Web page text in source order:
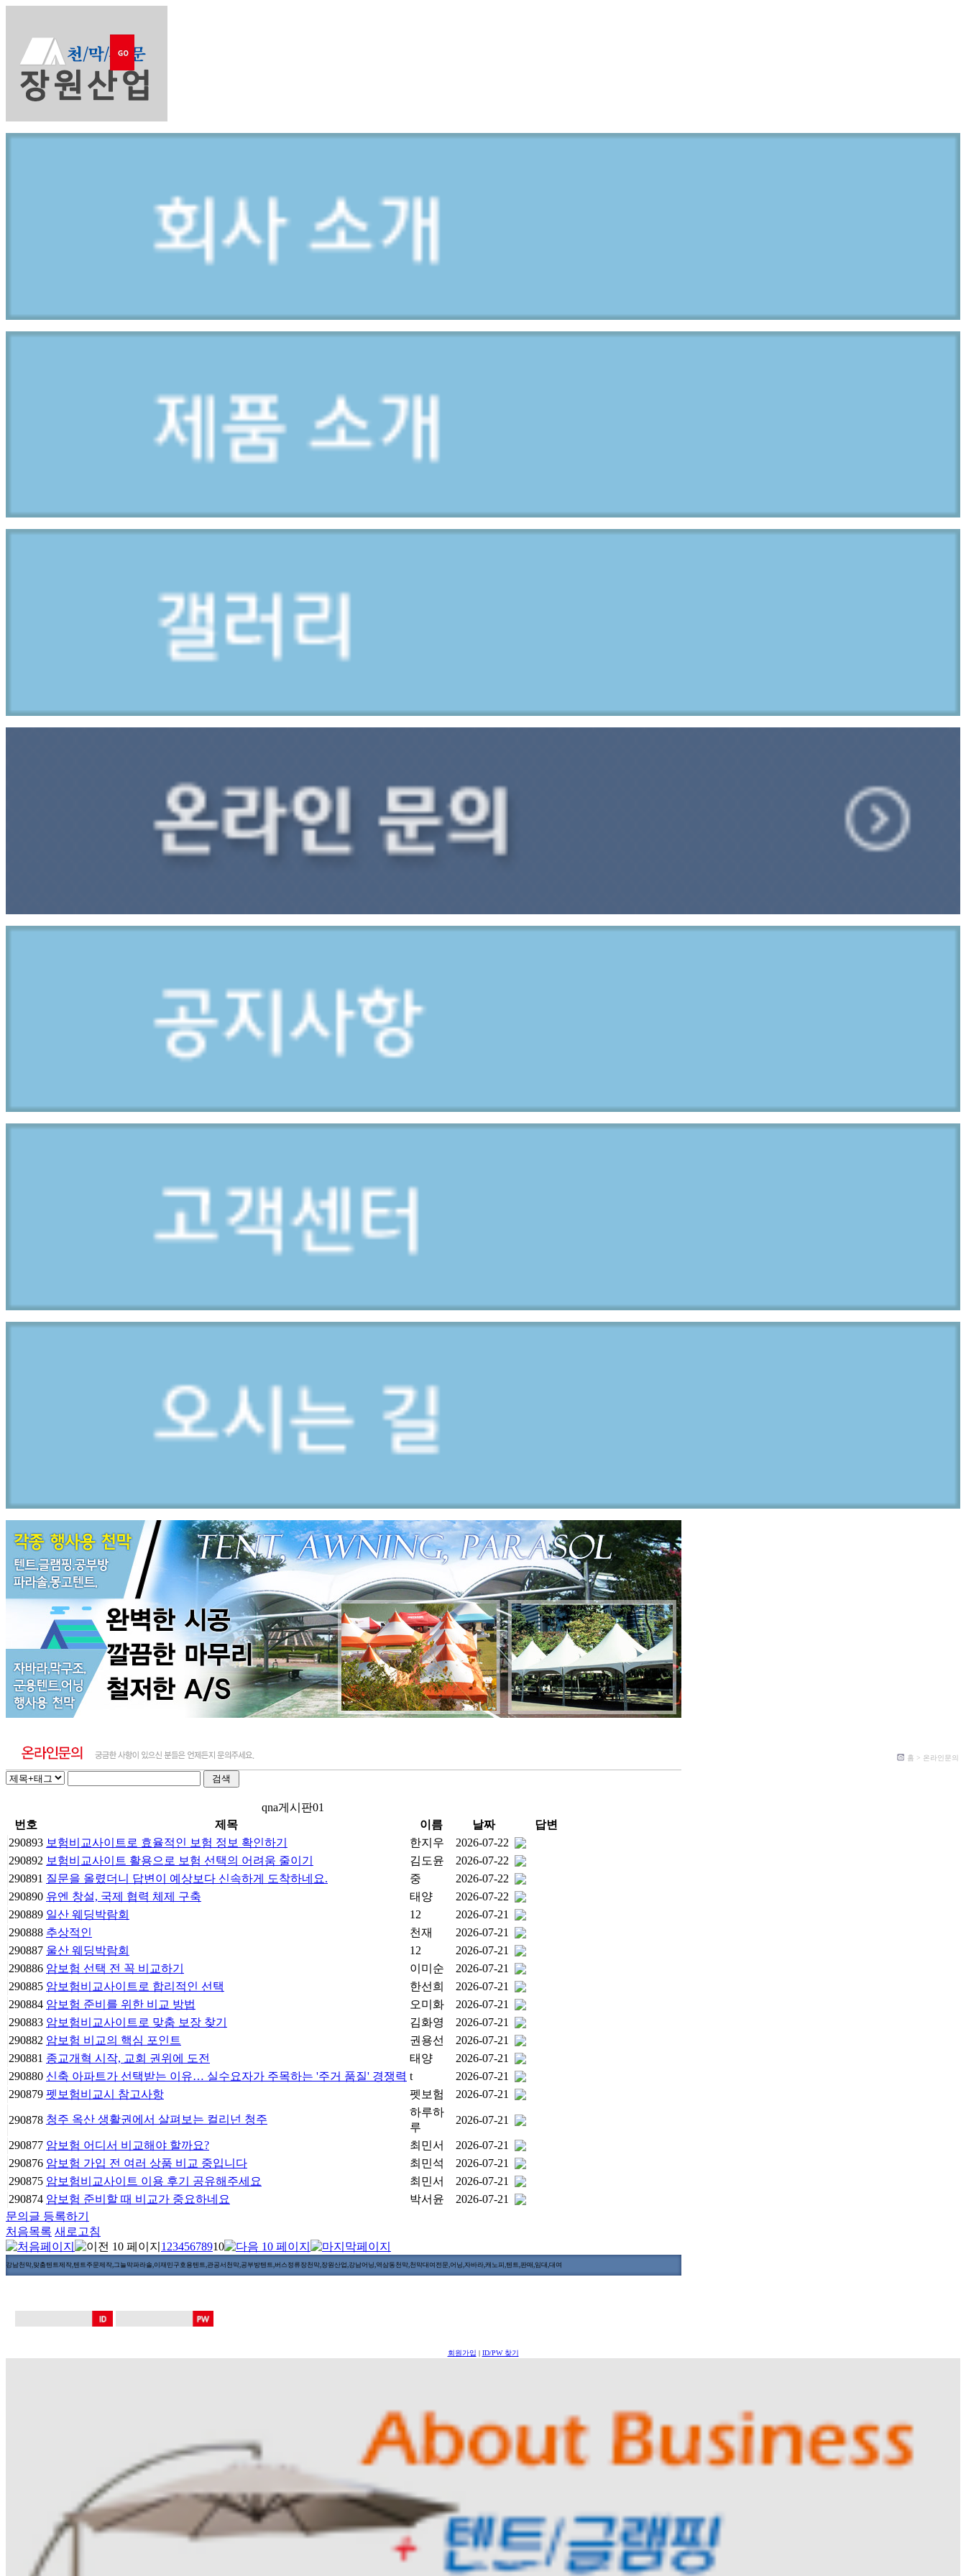
홈 > 온라인문의
qna게시판01
번호
제목 이름 날짜
답변
290893 보험비교사이트로 효율적인 보험 정보 확인하기 한지우
2026-07-22
290892 보험비교사이트 활용으로 보험 선택의 어려움 줄이기 김도윤
2026-07-22
290891 질문을 올렸더니 답변이 예상보다 신속하게 도착하네요. 중
2026-07-22
290890 유엔 창설, 국제 협력 체제 구축 태양
2026-07-22
290889 일산 웨딩박람회 12
2026-07-21
290888 추상적인 천재
2026-07-21
290887 울산 웨딩박람회 12
2026-07-21
290886 암보험 선택 전 꼭 비교하기 이미순
2026-07-21
290885 암보험비교사이트로 합리적인 선택 한선희
2026-07-21
290884 암보험 준비를 위한 비교 방법 오미화
2026-07-21
290883 암보험비교사이트로 맞춤 보장 찾기 김화영
2026-07-21
290882 암보험 비교의 핵심 포인트 권용선
2026-07-21
290881 종교개혁 시작, 교회 권위에 도전 태양
2026-07-21
290880 신축 아파트가 선택받는 이유… 실수요자가 주목하는 '주거 품질' 경쟁력 t
2026-07-21
290879 펫보험비교시 참고사항 펫보험 2026-07-21
290878 청주 옥산 생활권에서 살펴보는 컬리넌 청주
하루하
루
2026-07-21
290877 암보험 어디서 비교해야 할까요? 최민서
2026-07-21
290876 암보험 가입 전 여러 상품 비교 중입니다 최민석
2026-07-21
290875 암보험비교사이트 이용 후기 공유해주세요 최민서
2026-07-21
290874 암보험 준비할 때 비교가 중요하네요 박서윤
2026-07-21
문의글 등록하기
처음목록 새로고침
1 2345678910
강남천막,맞춤텐트제작,텐트주문제작,그늘막파라솔,이재민구호용텐트,관공서천막,공부방텐트,버스정류장천막,장원산업,강남어닝,역삼동천막,천막대여전문,어닝,자바라,캐노피,텐트,판매,임대,대여
회원가입 | ID/PW 찾기